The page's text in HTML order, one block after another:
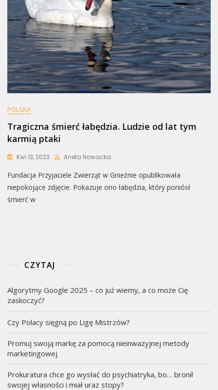
POLSKA
Tragiczna śmierć łabędzia. Ludzie od lat tym
karmią ptaki
Kwi 13, 2023 Aneta Nowacka
Fundacja Przyjaciele Zwierząt w Gnieźnie opublikowała
niepokojące zdjęcie. Pokazuje ono łabędzia, który poniósł
śmierć w
CZYTAJ
Algorytmy Google 2025 – co już wiemy, a co może Cię
zaskoczyć?
Czy Polacy sięgną po Ligę Mistrzów?
Promuj swoją markę za pomocą nieinwazyjnej metody
marketingowej
Prokuratura chce go wysłać do psychiatryka, bo… bronił
swojej własności i miał uraz stopy?